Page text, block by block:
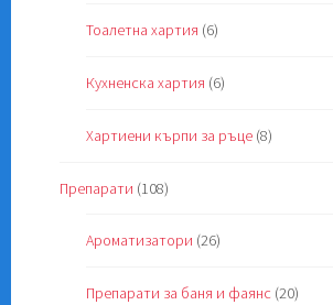
Тоалетна хартия (6)
Кухненска хартия (6)
Хартиени кърпи за ръце (8)
Препарати (108)
Ароматизатори (26)
Препарати за баня и фаянс (20)